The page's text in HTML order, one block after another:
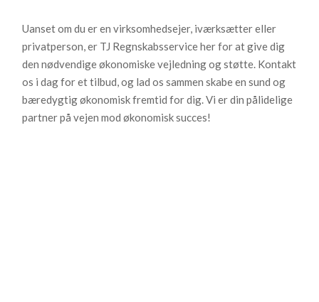
Uanset om du er en virksomhedsejer, iværksætter eller
privatperson, er TJ Regnskabsservice her for at give dig
den nødvendige økonomiske vejledning og støtte. Kontakt
os i dag for et tilbud, og lad os sammen skabe en sund og
bæredygtig økonomisk fremtid for dig. Vi er din pålidelige
partner på vejen mod økonomisk succes!